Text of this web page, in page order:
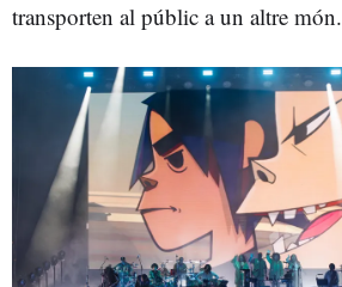
transporten al públic a un altre món.